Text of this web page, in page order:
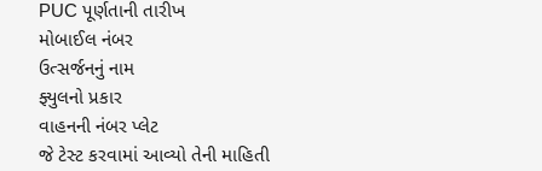
PUC પૂર્ણતાની તારીખ
મોબાઈલ નંબર
ઉત્સર્જનનું નામ
ફ્યુલનો પ્રકાર
વાહનની નંબર પ્લેટ
જે ટેસ્ટ કરવામાં આવ્યો તેની માહિતી